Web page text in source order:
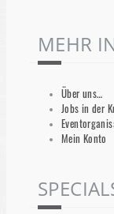
MEHR
Über uns…
Jobs in der
Mein Konto